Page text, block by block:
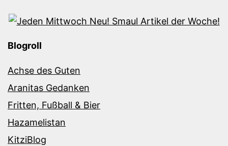
Blogroll
Achse des Guten
Aranitas Gedanken
Fritten, Fußball & Bier
Hazamelistan
KitziBlog